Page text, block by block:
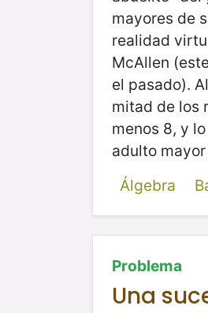
mayores de
realidad
McAllen
el pasado).
mitad de los
menos 8, y
adulto
Álgebra
Problema
Una